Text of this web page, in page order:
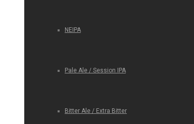
NEIPA
Pale Ale / Session IPA
Bitter Ale / Extra Bitter